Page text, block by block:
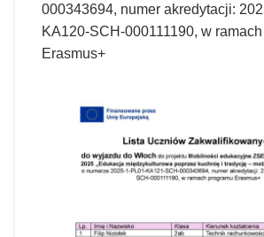
000343694, numer akredytacji:
KA120-SCH-000111190, w
Erasmus+